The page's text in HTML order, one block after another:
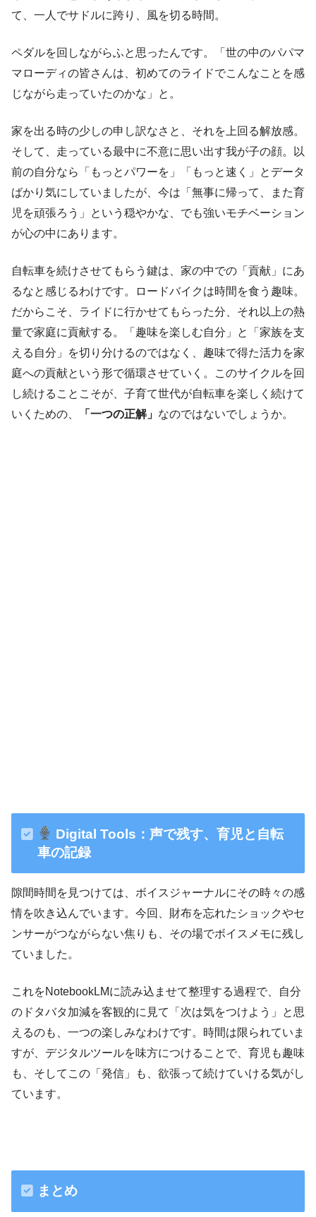
て、一人でサドルに跨り、風を切る時間。
ペダルを回しながらふと思ったんです。「世の中のパパマ
マローディの皆さんは、初めてのライドでこんなことを感
じながら走っていたのかな」と。
家を出る時の少しの申し訳なさと、それを上回る解放感。
そして、走っている最中に不意に思い出す我が子の顔。以
前の自分なら「もっとパワーを」「もっと速く」とデータ
ばかり気にしていましたが、今は「無事に帰って、また育
児を頑張ろう」という穏やかな、でも強いモチベーション
が心の中にあります。
自転車を続けさせてもらう鍵は、家の中での「貢献」にあ
るなと感じるわけです。ロードバイクは時間を食う趣味。
だからこそ、ライドに行かせてもらった分、それ以上の熱
量で家庭に貢献する。「趣味を楽しむ自分」と「家族を支
える自分」を切り分けるのではなく、趣味で得た活力を家
庭への貢献という形で循環させていく。このサイクルを回
し続けることこそが、子育て世代が自転車を楽しく続けて
いくための、
「一つの正解」 なのではないでしょうか。
Digital Tools：声で残す、育児と自転
車の記録
隙間時間を見つけては、ボイスジャーナルにその時々の感
情を吹き込んでいます。今回、財布を忘れたショックやセ
ンサーがつながらない焦りも、その場でボイスメモに残し
ていました。
これをNotebookLMに読み込ませて整理する過程で、自分
のドタバタ加減を客観的に見て「次は気をつけよう」と思
えるのも、一つの楽しみなわけです。時間は限られていま
すが、デジタルツールを味方につけることで、育児も趣味
も、そしてこの「発信」も、欲張って続けていける気がし
ています。
まとめ